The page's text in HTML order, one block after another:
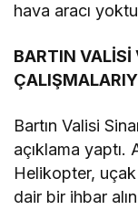
hava aracı
BARTIN VALİSİ
Bartın Valisi
açıklama yaptı.
Helikopter,
dair bir ihbar